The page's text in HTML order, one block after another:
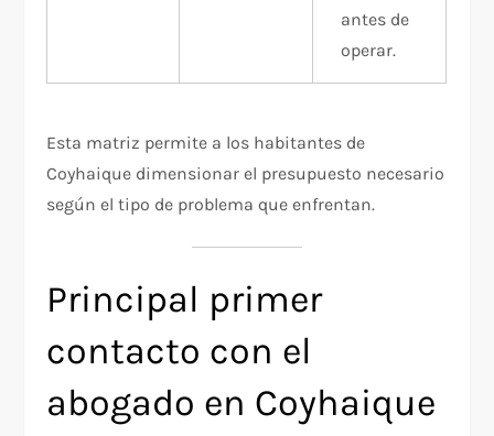
antes de
operar.
Esta matriz permite a los habitantes de
Coyhaique dimensionar el presupuesto necesario
según el tipo de problema que enfrentan.
Principal primer
contacto con el
abogado en Coyhaique